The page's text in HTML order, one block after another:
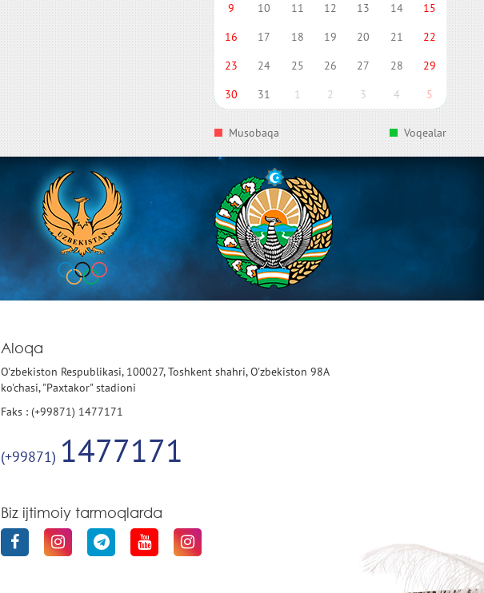
9
10 11 12 13 14
15
16
17 18 19 20 21
22
23
24 25 26 27 28
29
30
31 1 2 3 4 5
Musobaqa Voqealar
Aloqa
O'zbekiston Respublikasi, 100027, Toshkent shahri, O'zbekiston 98A
ko'chasi, "Paxtakor" stadioni
Faks : (+99871) 1477171
(+99871) 1477171
Biz ijtimoiy tarmoqlarda